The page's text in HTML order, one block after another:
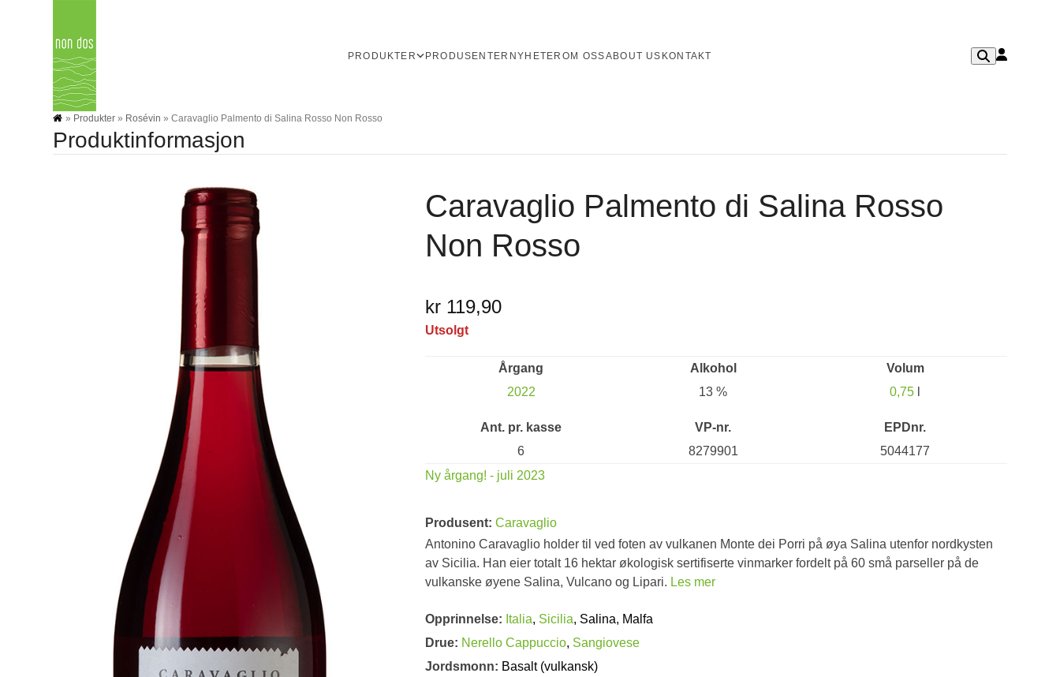
PRODUKTER PRODUSENTER NYHETER OM OSSABOUT US KONTAKT
» Produkter » Rosévin »Caravaglio Palmento di Salina Rosso Non Rosso
Produktinformasjon
Caravaglio Palmento di Salina Rosso
Non Rosso
kr 119,90
Utsolgt
Årgang
2022
Alkohol
13 %
Volum
0,75
Ant. pr. kasse
6
VP-nr.
8279901
EPDnr.
5044177
Ny årgang! - juli 2023
Produsent: Caravaglio
Antonino Caravaglio holder til ved foten av vulkanen Monte dei Porri på øya Salina utenfor nordkysten
av Sicilia. Han eier totalt 16 hektar økologisk sertifiserte vinmarker fordelt på 60 små parseller på de
vulkanske øyene Salina, Vulcano og Lipari. Les mer
Opprinnelse: Italia, Sicilia, Salina, Malfa
Drue: Nerello Cappuccio, Sangiovese
Jordsmonn: Basalt (vulkansk)